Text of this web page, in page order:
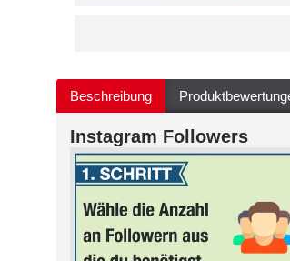
Beschreibung
Instagram Followers